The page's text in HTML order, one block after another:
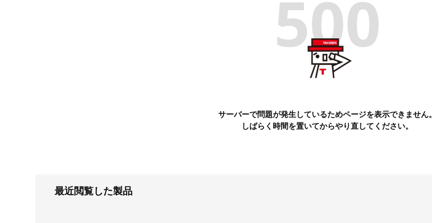
500
サーバーで問題が発生しているためページを表示できません。
しばらく時間を置いてからやり直してください。
最近閲覧した製品